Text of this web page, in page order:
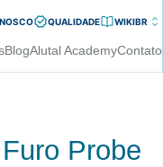
QUALIDADE WIKIBR
BlogAlutal AcademyContato
Probe